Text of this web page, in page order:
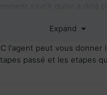
Expand
l'agent peut vous donner
passé et les etapes